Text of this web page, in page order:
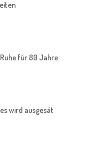
für 80 Jahre
wird ausgesät